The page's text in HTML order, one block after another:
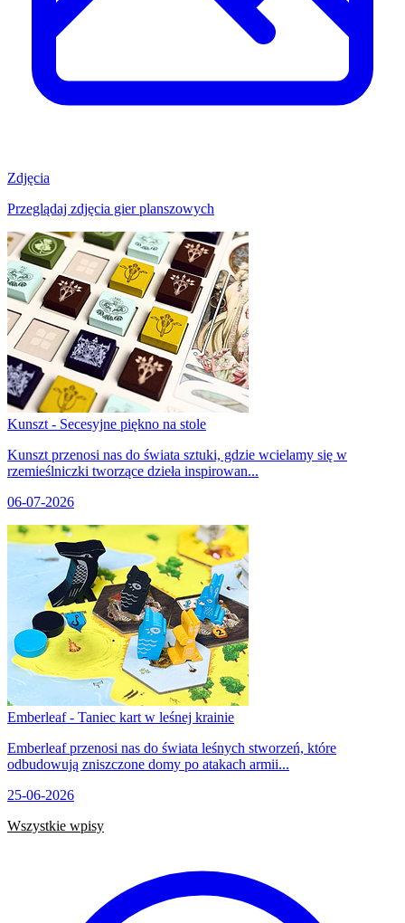
Zdjęcia
Przeglądaj zdjęcia gier planszowych
Kunszt - Secesyjne piękno na stole
Kunszt przenosi nas do świata sztuki, gdzie wcielamy się w
rzemieślniczki tworzące dzieła inspirowan...
06-07-2026
Emberleaf - Taniec kart w leśnej krainie
Emberleaf przenosi nas do świata leśnych stworzeń, które
odbudowują zniszczone domy po atakach armii...
25-06-2026
Wszystkie wpisy